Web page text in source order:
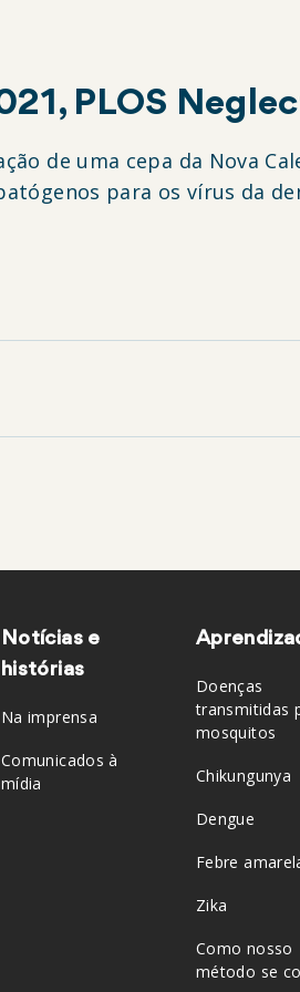
PLOS
de uma cepa da Nova
para os vírus da
Notícias e
histórias
Na imprensa
Comunicados à
mídia
Doenças
transmitidas
mosquitos
Chikungunya
Dengue
Febre
Zika
Como nosso
método se